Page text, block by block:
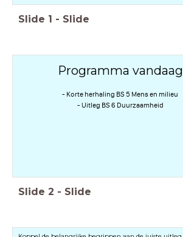
Slide 1 - Slide
Programma vandaag
- Korte herhaling BS 5 Mens en milieu
- Uitleg BS 6 Duurzaamheid
Slide 2 - Slide